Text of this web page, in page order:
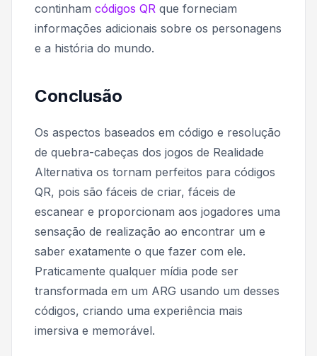
continham códigos QR que forneciam
informações adicionais sobre os personagens
e a história do mundo.
Conclusão
Os aspectos baseados em código e resolução
de quebra-cabeças dos jogos de Realidade
Alternativa os tornam perfeitos para códigos
QR, pois são fáceis de criar, fáceis de
escanear e proporcionam aos jogadores uma
sensação de realização ao encontrar um e
saber exatamente o que fazer com ele.
Praticamente qualquer mídia pode ser
transformada em um ARG usando um desses
códigos, criando uma experiência mais
imersiva e memorável.